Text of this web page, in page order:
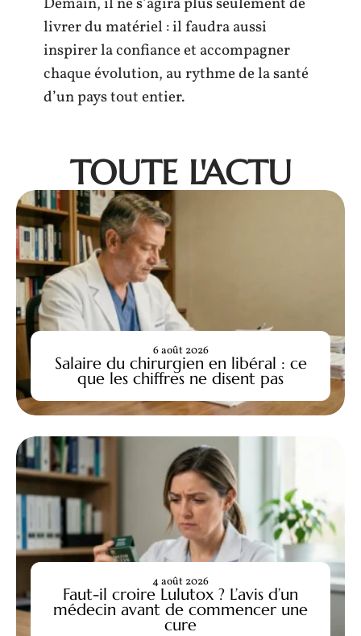
livrer du matériel : il faudra aussi
inspirer la confiance et accompagner
chaque évolution, au rythme de la santé
d’un pays tout entier.
TOUTE L'ACTU
Salaire du chirurgien en libéral : ce
que les chiffres ne disent pas
6 août 2026
Faut-il croire Lulutox ? L’avis d’un
médecin avant de commencer une
cure
4 août 2026